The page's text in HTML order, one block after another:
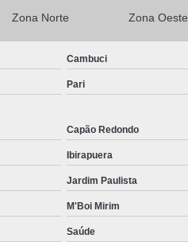
Zona Norte Zona Oeste
Cambuci
Pari
Capão Redondo
Ibirapuera
Jardim Paulista
M'Boi Mirim
Saúde